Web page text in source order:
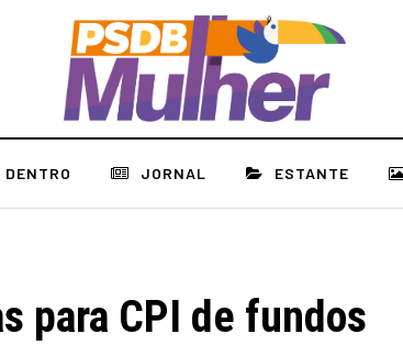
DENTRO JORNAL ESTANTE
para CPI de fundos